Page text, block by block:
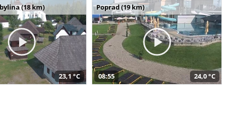
(18 km)
23,1 °C
Poprad (19 km)
08:55 24,0 °C